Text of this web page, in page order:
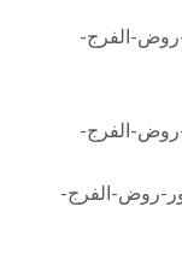
الفرج-
الفرج-